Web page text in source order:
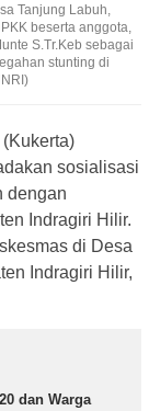
Tanjung Labuh,
beserta anggota,
S.Tr.Keb sebagai
stunting di
sosialisasi
dengan
Indragiri Hilir.
di Desa
Indragiri Hilir,
dan Warga